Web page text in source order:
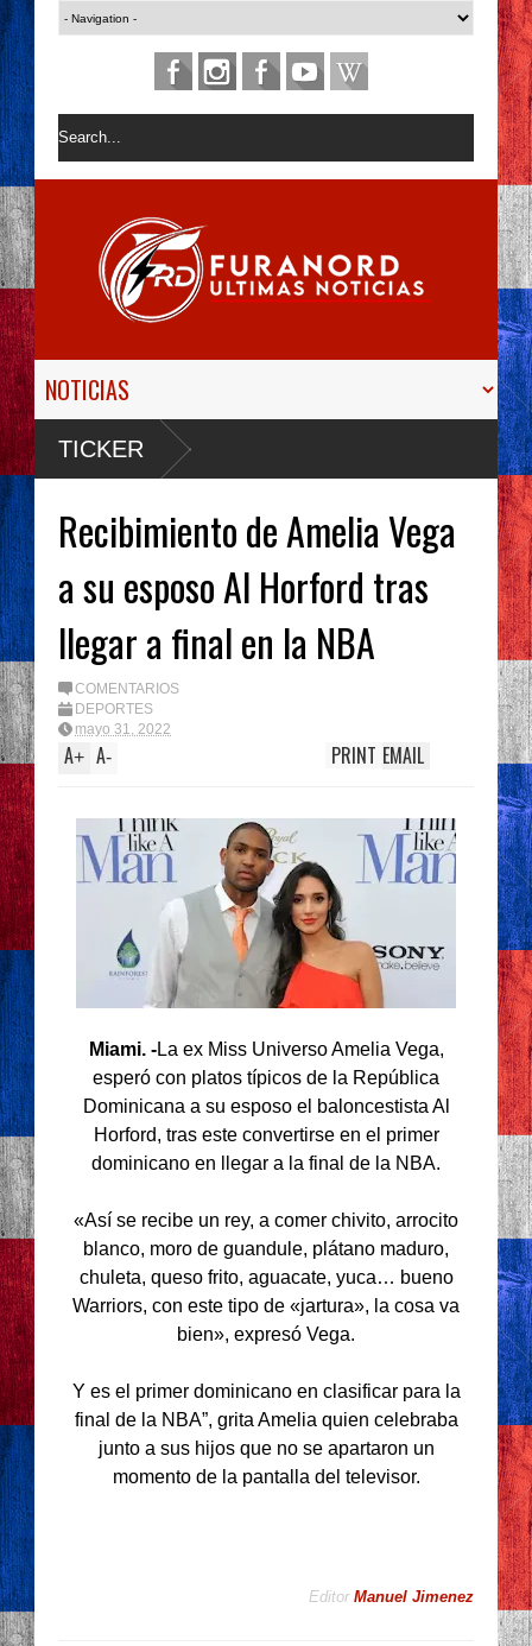
TICKER
Recibimiento de Amelia Vega
a su esposo Al Horford tras
llegar a final en la NBA
COMENTARIOS
DEPORTES
mayo 31, 2022
A+ A- EMAIL
PRINT
Miami. -La ex Miss Universo Amelia Vega,
esperó con platos típicos de la República
Dominicana a su esposo el baloncestista Al
Horford, tras este convertirse en el primer
dominicano en llegar a la final de la NBA.
«Así se recibe un rey, a comer chivito, arrocito
blanco, moro de guandule, plátano maduro,
chuleta, queso frito, aguacate, yuca… bueno
Warriors, con este tipo de «jartura», la cosa va
bien», expresó Vega.
Y es el primer dominicano en clasificar para la
final de la NBA”, grita Amelia quien celebraba
junto a sus hijos que no se apartaron un
momento de la pantalla del televisor.
Editor Manuel Jimenez